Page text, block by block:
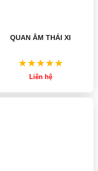
QUAN ÂM THÁI XI
Liên hệ